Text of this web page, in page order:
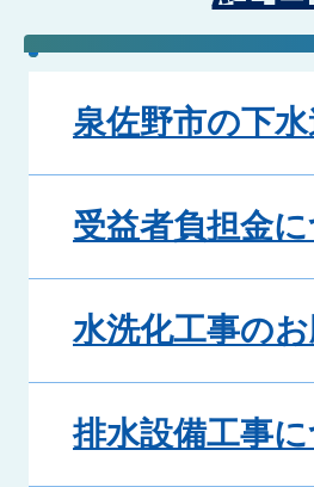
泉佐野市の下
受益者負担金
水洗化工事の
排水設備工事